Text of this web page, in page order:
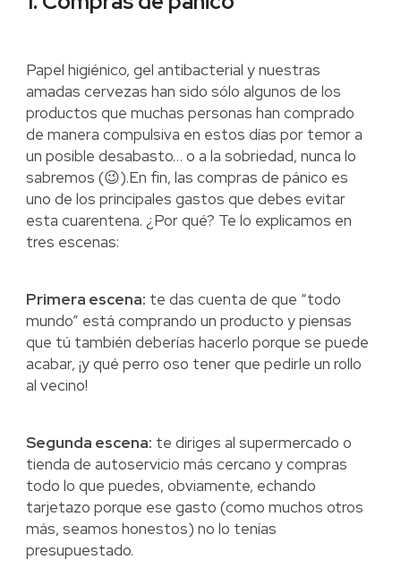
Papel higiénico, gel antibacterial y nuestras
amadas cervezas han sido sólo algunos de los
productos que muchas personas han comprado
de manera compulsiva en estos días por temor a
un posible desabasto… o a la sobriedad, nunca lo
sabremos (😉).En fin, las compras de pánico es
uno de los principales gastos que debes evitar
esta cuarentena. ¿Por qué? Te lo explicamos en
tres escenas:
Primera escena: te das cuenta de que “todo
mundo” está comprando un producto y piensas
que tú también deberías hacerlo porque se puede
acabar, ¡y qué perro oso tener que pedirle un rollo
al vecino!
Segunda escena: te diriges al supermercado o
tienda de autoservicio más cercano y compras
todo lo que puedes, obviamente, echando
tarjetazo porque ese gasto (como muchos otros
más, seamos honestos) no lo tenías
presupuestado.